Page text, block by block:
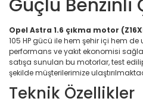
Güçlü Benzinli
Opel Astra 1.6 çıkma motor
105 HP gücü ile hem şehir içi hem
performans ve yakıt ekonomisi
satışa sunulan bu motorlar, test
şekilde müşterilerimize
Teknik Özellikler